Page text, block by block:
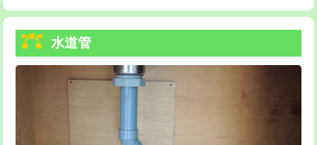
給水管工事※（ライニング鋼管・銅
管・ポリ管・HT管使用/3ｍまで)
給水管工事※（ライニング鋼管・銅
管・ポリ管・HT管使用/3ｍ超え)
排水管工事（土の掘削・埋め戻し作
11,000円~
トーラー機使用/3mまで
追加トーラー機使用/3m超え
33,000円
8,800円
水道管